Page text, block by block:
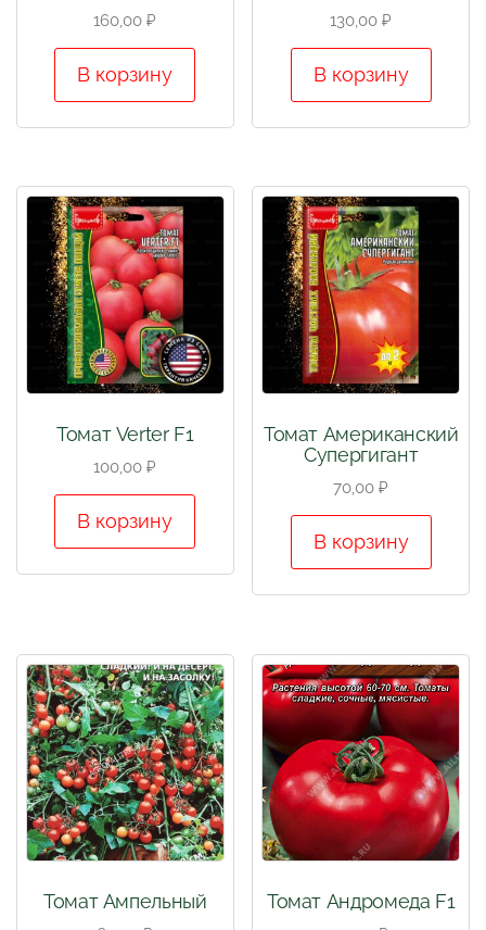
160,00₽
В корзину
130,00₽
В корзину
Томат Verter F1
100,00₽
В корзину
Томат Американский
Супергигант
70,00₽
В корзину
Томат Ампельный Томат Андромеда F1